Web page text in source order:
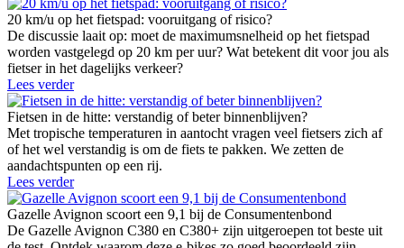
20 km/u op het fietspad: vooruitgang of risico?
De discussie laait op: moet de maximumsnelheid op het fietspad
worden vastgelegd op 20 km per uur? Wat betekent dit voor jou als
fietser in het dagelijks verkeer?
Lees verder
Fietsen in de hitte: verstandig of beter binnenblijven?
Met tropische temperaturen in aantocht vragen veel fietsers zich af
of het wel verstandig is om de fiets te pakken. We zetten de
aandachtspunten op een rij.
Lees verder
Gazelle Avignon scoort een 9,1 bij de Consumentenbond
De Gazelle Avignon C380 en C380+ zijn uitgeroepen tot beste uit